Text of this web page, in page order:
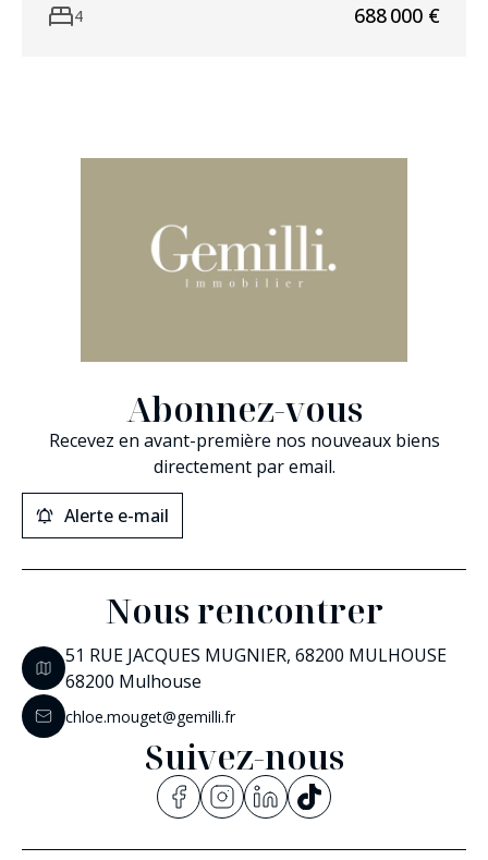
4
688 000 €
Abonnez-vous
Recevez en avant-première nos nouveaux biens
directement par email.
Alerte e-mail
Nous rencontrer
51 RUE JACQUES MUGNIER, 68200 MULHOUSE
68200 Mulhouse
chloe.mouget@gemilli.fr
Suivez-nous